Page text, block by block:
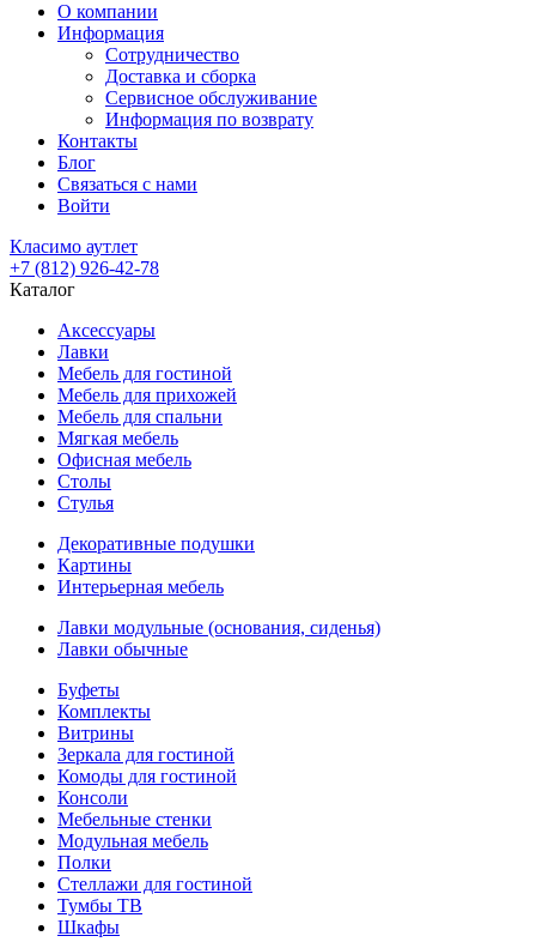
О компании
Информация
Сотрудничество
Доставка и сборка
Сервисное обслуживание
Информация по возврату
Контакты
Блог
Связаться с нами
Войти
Класимо аутлет
+7 (812) 926-42-78
Каталог
Аксессуары
Лавки
Мебель для гостиной
Мебель для прихожей
Мебель для спальни
Мягкая мебель
Офисная мебель
Столы
Стулья
Декоративные подушки
Картины
Интерьерная мебель
Лавки модульные (основания, сиденья)
Лавки обычные
Буфеты
Комплекты
Витрины
Зеркала для гостиной
Комоды для гостиной
Консоли
Мебельные стенки
Модульная мебель
Полки
Стеллажи для гостиной
Тумбы ТВ
Шкафы